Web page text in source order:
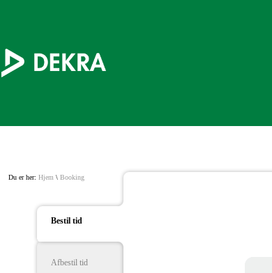
Du er her: Hjem \ Booking
Bestil tid
Afbestil tid